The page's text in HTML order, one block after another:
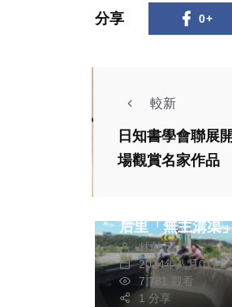
分享 0+
較新
日知書學會聯展
場觀賞名家作品
后里「無主溝渠
水問題
林獻元
2024年八月01日
7,781 觀看
1 分享